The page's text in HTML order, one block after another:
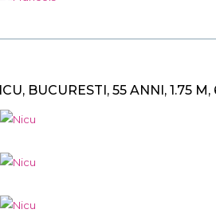
BUCURESTI, 55 ANNI, 1.75 M,